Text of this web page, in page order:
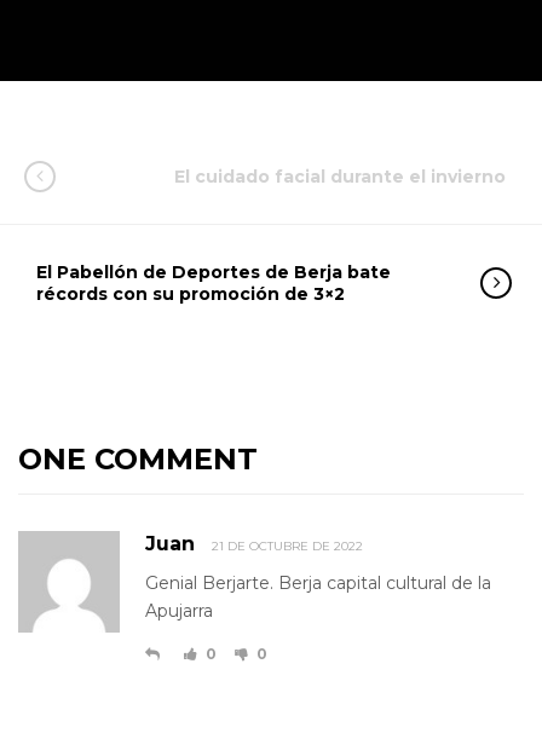
El cuidado facial durante el invierno
El Pabellón de Deportes de Berja bate
récords con su promoción de 3×2
ONE COMMENT
Juan 21 DE OCTUBRE DE 2022
Genial Berjarte. Berja capital cultural de la
Apujarra
0 0